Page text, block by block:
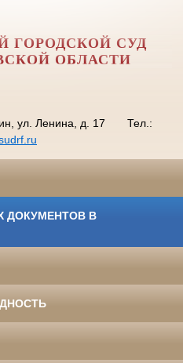
ГОРОДСКОЙ СУД
ОБЛАСТИ
ул. Ленина, д. 17
Тел.:
ДОКУМЕНТОВ В